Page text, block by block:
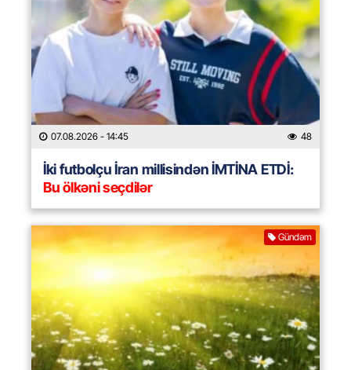
07.08.2026 - 14:45 48
İki futbolçu İran millisindən İMTİNA ETDİ:
Bu ölkəni seçdilər
Gündəm